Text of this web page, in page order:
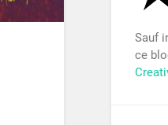
Sauf
ce